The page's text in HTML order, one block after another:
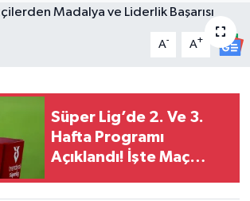
A- A+
Süper Lig’de 2. Ve 3.
Hafta Programı
Açıklandı! İşte Maç